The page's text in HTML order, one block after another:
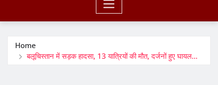
Home
बलूचिस्तान में सड़क हादसा, 13 यात्रियों की मौत, दर्जनों हुए घायल…